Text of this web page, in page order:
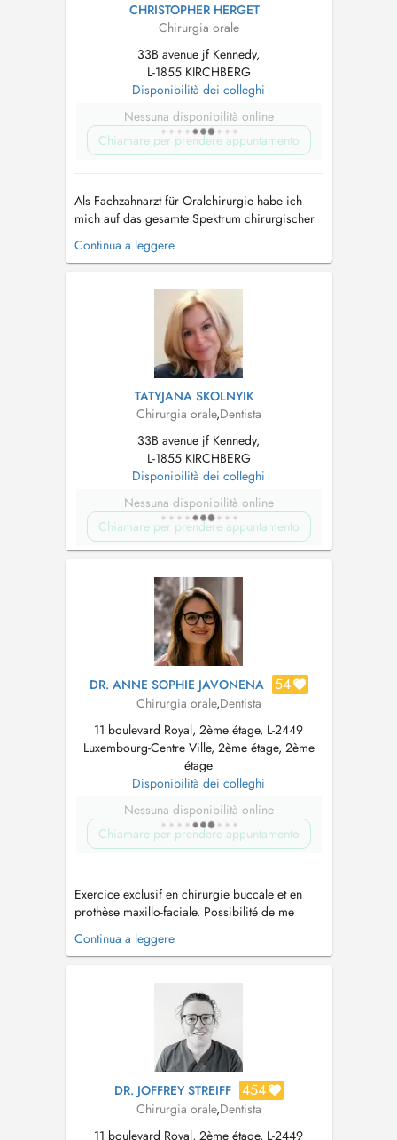
CHRISTOPHER HERGET
Chirurgia orale
33B avenue jf Kennedy,
L-1855 KIRCHBERG
Disponibilità dei colleghi
Nessuna disponibilità online
Chiamare per prendere appuntamento
Als Fachzahnarzt für Oralchirurgie habe ich
mich auf das gesamte Spektrum chirurgischer
Eingriffe im Mundbereich spezialisiert. Dazu
zählen insbesondere die Entfernung einfacher
Knochenaufbauten (Augmentationen) sowie
weitere anspruchsvolle oralchirurgische B...
Continua a leggere
TATYJANA SKOLNYIK
Chirurgia orale,Dentista
33B avenue jf Kennedy,
L-1855 KIRCHBERG
Disponibilità dei colleghi
Nessuna disponibilità online
Chiamare per prendere appuntamento
DR. ANNE SOPHIE JAVONENA 54
Chirurgia orale,Dentista
11 boulevard Royal, 2ème étage, L-2449
Luxembourg-Centre Ville, 2ème étage, 2ème
étage
Disponibilità dei colleghi
Nessuna disponibilità online
Chiamare per prendere appuntamento
Exercice exclusif en chirurgie buccale et en
prothèse maxillo-faciale. Possibilité de me
consulter au sein du cabinet de Chirurgie
Orale et Maxillo-Faciale du Dr Stéphanie Haas
provide health services as an ex...
Continua a leggere
DR. JOFFREY STREIFF 454
Chirurgia orale,Dentista
11 boulevard Royal, 2ème étage, L-2449